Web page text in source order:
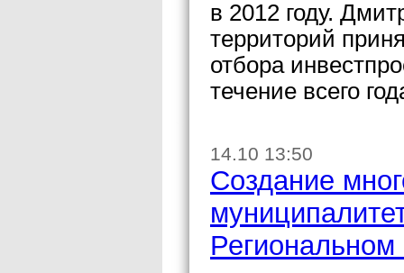
в 2012 году.
территорий
отбора
течение всего
14.10 13:50
Создание
Региональном